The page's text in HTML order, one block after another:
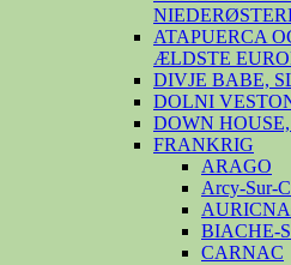
ATAPUERCA
ÆLDSTE
DIVJE BABE,
DOLNI
DOWN
FRANKRIG
ARAGO
Arcy-Sur-
BIACHE-
CARNAC